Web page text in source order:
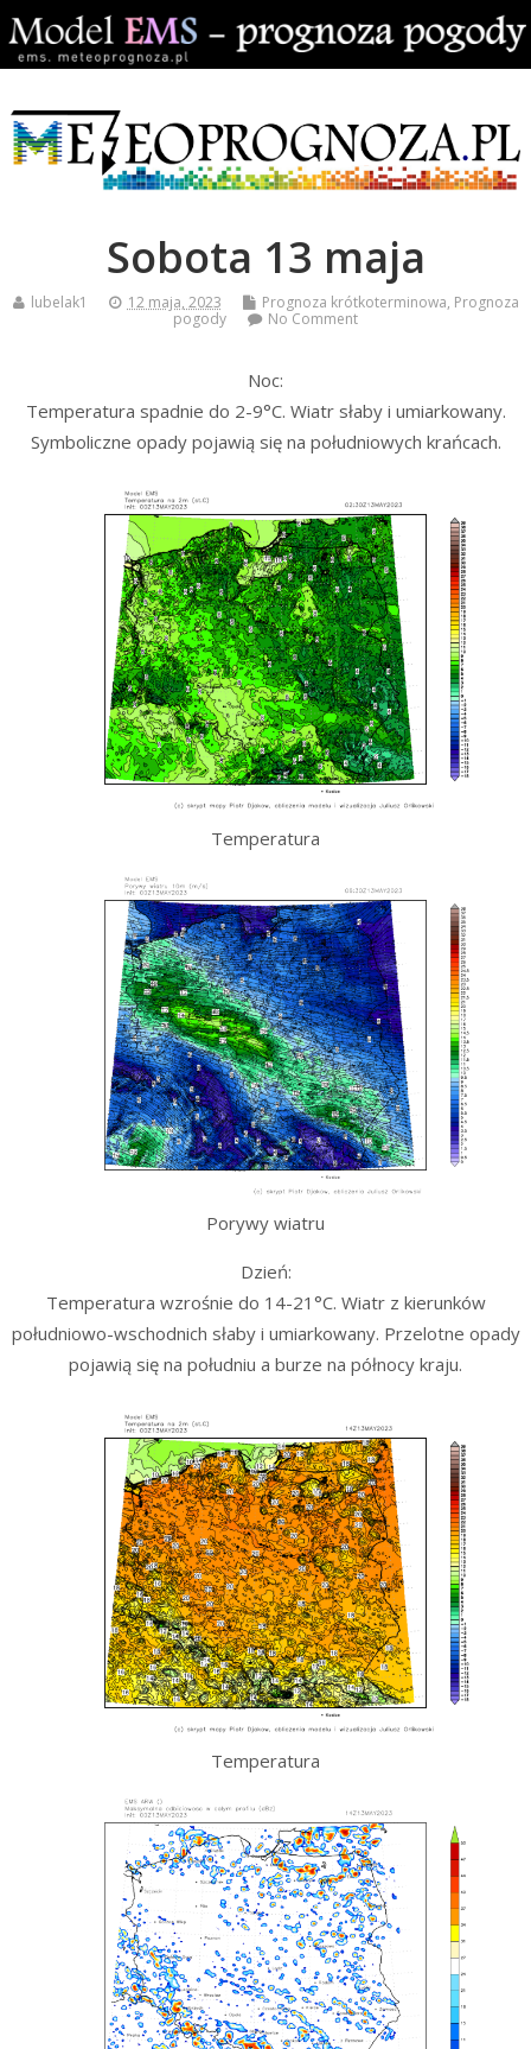
Sobota 13 maja
lubelak1 12 maja, 2023 Prognoza krótkoterminowa, Prognoza
pogody
No Comment
Noc:
Temperatura spadnie do 2-9°C. Wiatr słaby i umiarkowany.
Symboliczne opady pojawią się na południowych krańcach.
Temperatura
Porywy wiatru
Dzień:
Temperatura wzrośnie do 14-21°C. Wiatr z kierunków
południowo-wschodnich słaby i umiarkowany. Przelotne opady
pojawią się na południu a burze na północy kraju.
Temperatura